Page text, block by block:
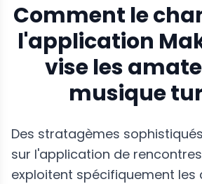
Comment le
l'application
vise les
musique
Des stratagèmes
sur l'application de
exploitent spécifiquement les